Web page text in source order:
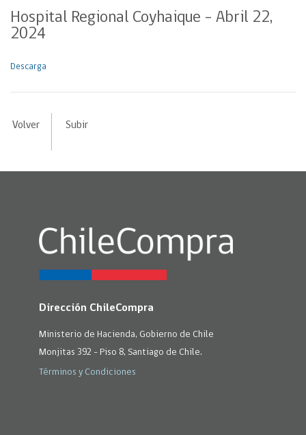
Hospital Regional Coyhaique – Abril 22,
2024
Descarga
Volver Subir
Dirección ChileCompra
Ministerio de Hacienda, Gobierno de Chile
Monjitas 392 - Piso 8, Santiago de Chile.
Términos y Condiciones